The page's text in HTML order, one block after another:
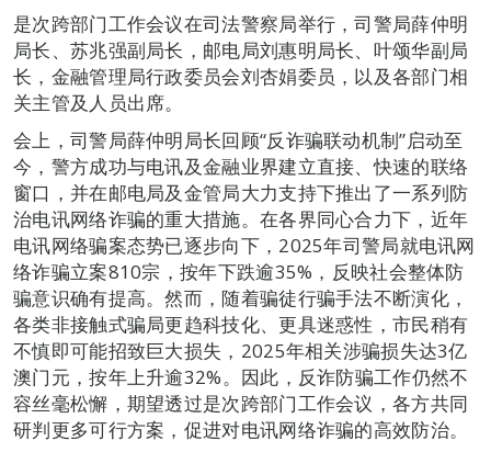
是次跨部门工作会议在司法警察局举行，司警局薛仲明
局长、苏兆强副局长，邮电局刘惠明局长、叶颂华副局
长，金融管理局行政委员会刘杏娟委员，以及各部门相
关主管及人员出席。
会上，司警局薛仲明局长回顾“反诈骗联动机制”启动至
今，警方成功与电讯及金融业界建立直接、快速的联络
窗口，并在邮电局及金管局大力支持下推出了一系列防
治电讯网络诈骗的重大措施。在各界同心合力下，近年
电讯网络骗案态势已逐步向下，2025年司警局就电讯网
络诈骗立案810宗，按年下跌逾35%，反映社会整体防
骗意识确有提高。然而，随着骗徒行骗手法不断演化，
各类非接触式骗局更趋科技化、更具迷惑性，市民稍有
不慎即可能招致巨大损失，2025年相关涉骗损失达3亿
澳门元，按年上升逾32%。因此，反诈防骗工作仍然不
容丝毫松懈，期望透过是次跨部门工作会议，各方共同
研判更多可行方案，促进对电讯网络诈骗的高效防治。